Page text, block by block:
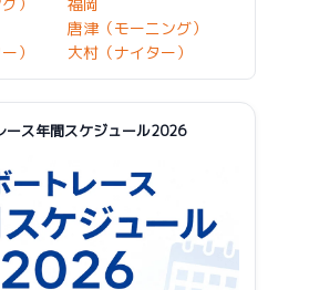
）
唐津（モーニング）
大村（ナイター）
ース年間スケジュール2026